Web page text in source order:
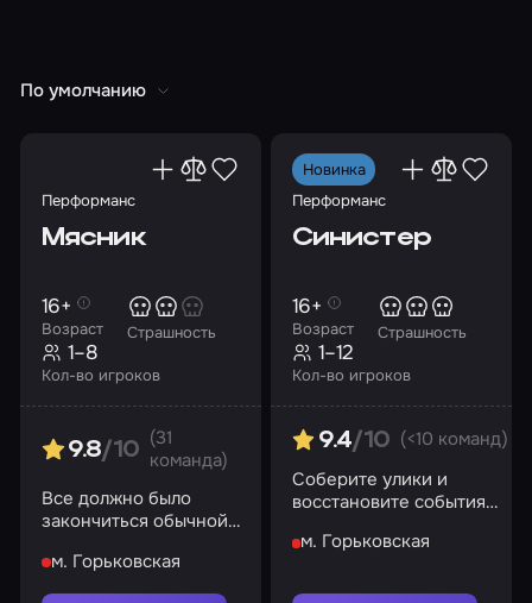
По умолчанию
Перформанс
Мясник
Возраст
16+
Страшность
Кол-во игроков
1–8
9.8/10
(31
команда)
Все должно было
закончиться обычной
шторой раздается
глухой удар
м. Горьковская
Новинка
Перформанс
Синистер
Возраст
16+
Страшность
Кол-во игроков
1–12
9.4/10 (<10 команд)
Соберите улики и
восстановите события
помните: Багул не
м. Горьковская